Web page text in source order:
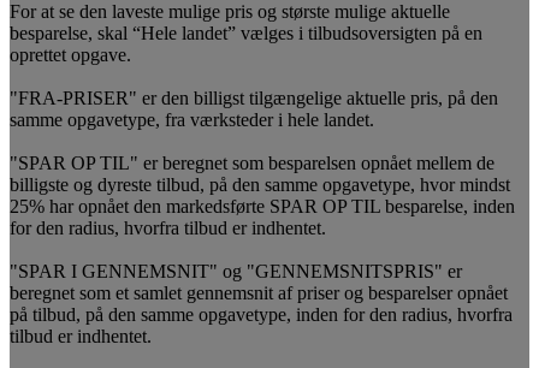
For at se den laveste mulige pris og største mulige aktuelle
besparelse, skal “Hele landet” vælges i tilbudsoversigten på en
oprettet opgave.
"FRA-PRISER" er den billigst tilgængelige aktuelle pris, på den
samme opgavetype, fra værksteder i hele landet.
"SPAR OP TIL" er beregnet som besparelsen opnået mellem de
billigste og dyreste tilbud, på den samme opgavetype, hvor mindst
25% har opnået den markedsførte SPAR OP TIL besparelse, inden
for den radius, hvorfra tilbud er indhentet.
"SPAR I GENNEMSNIT" og "GENNEMSNITSPRIS" er
beregnet som et samlet gennemsnit af priser og besparelser opnået
på tilbud, på den samme opgavetype, inden for den radius, hvorfra
tilbud er indhentet.